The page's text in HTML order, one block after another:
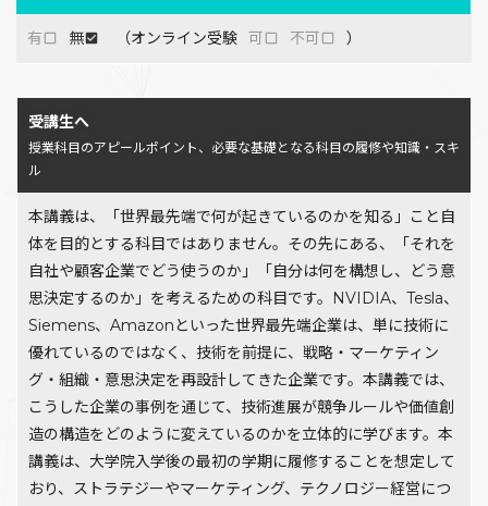
有 無 （オンライン受験 可 不可 ）
受講生へ
授業科目のアピールポイント、必要な基礎となる科目の履修や知識・スキ
ル
本講義は、「世界最先端で何が起きているのかを知る」こと自
体を目的とする科目ではありません。その先にある、「それを
自社や顧客企業でどう使うのか」「自分は何を構想し、どう意
思決定するのか」を考えるための科目です。NVIDIA、Tesla、
Siemens、Amazonといった世界最先端企業は、単に技術に
優れているのではなく、技術を前提に、戦略・マーケティン
グ・組織・意思決定を再設計してきた企業です。本講義では、
こうした企業の事例を通じて、技術進展が競争ルールや価値創
造の構造をどのように変えているのかを立体的に学びます。本
講義は、大学院入学後の最初の学期に履修することを想定して
おり、ストラテジーやマーケティング、テクノロジー経営につ